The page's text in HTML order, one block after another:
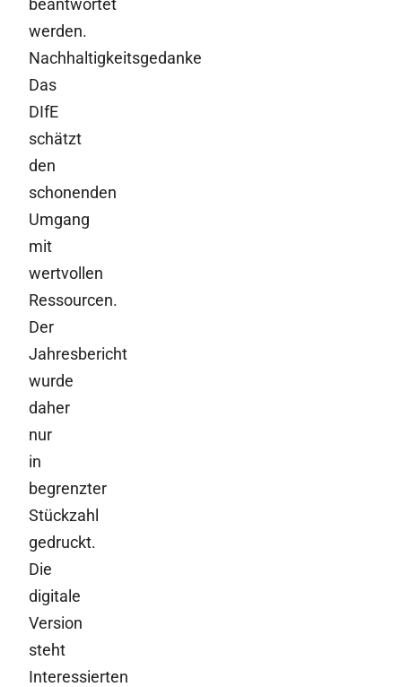
werden.
Nachhaltigkeitsgedanke
Das
DIfE
schätzt
den
schonenden
Umgang
mit
wertvollen
Ressourcen.
Der
Jahresbericht
wurde
daher
nur
in
begrenzter
Stückzahl
gedruckt.
Die
digitale
Version
steht
Interessierten